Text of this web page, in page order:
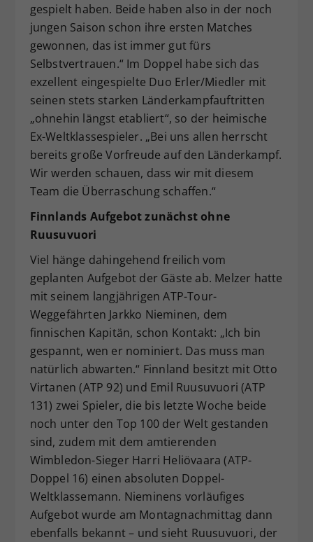
gespielt haben. Beide haben also in der noch
jungen Saison schon ihre ersten Matches
gewonnen, das ist immer gut fürs
Selbstvertrauen.“ Im Doppel habe sich das
exzellent eingespielte Duo Erler/Miedler mit
seinen stets starken Länderkampfauftritten
„ohnehin längst etabliert“, so der heimische
Ex-Weltklassespieler. „Bei uns allen herrscht
bereits große Vorfreude auf den Länderkampf.
Wir werden schauen, dass wir mit diesem
Team die Überraschung schaffen.“
Finnlands Aufgebot zunächst ohne
Ruusuvuori
Viel hänge dahingehend freilich vom
geplanten Aufgebot der Gäste ab. Melzer hatte
mit seinem langjährigen ATP-Tour-
Weggefährten Jarkko Nieminen, dem
finnischen Kapitän, schon Kontakt: „Ich bin
gespannt, wen er nominiert. Das muss man
natürlich abwarten.“ Finnland besitzt mit Otto
Virtanen (ATP 92) und Emil Ruusuvuori (ATP
131) zwei Spieler, die bis letzte Woche beide
noch unter den Top 100 der Welt gestanden
sind, zudem mit dem amtierenden
Wimbledon-Sieger Harri Heliövaara (ATP-
Doppel 16) einen absoluten Doppel-
Weltklassemann. Nieminens vorläufiges
Aufgebot wurde am Montagnachmittag dann
ebenfalls bekannt – und sieht Ruusuvuori, der